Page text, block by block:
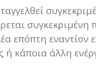
επόπτη εναντίον
ή κάποια άλλη